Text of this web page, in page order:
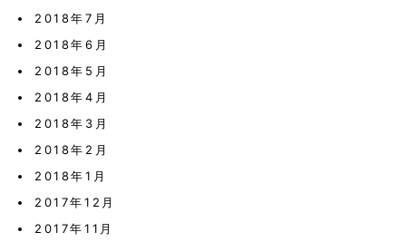
2018年7月
2018年6月
2018年5月
2018年4月
2018年3月
2018年2月
2018年1月
2017年12月
2017年11月